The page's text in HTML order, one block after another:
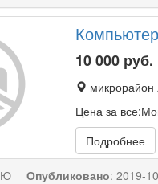
Компьютер
10 000 руб.
микрорайон
Цена за
Подробнее
Ю Опубликовано: 2019-